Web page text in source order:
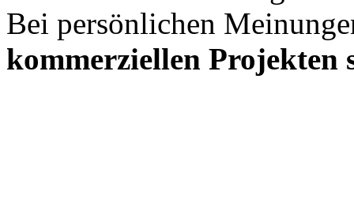
Bei persönlichen
kommerziellen Projekten